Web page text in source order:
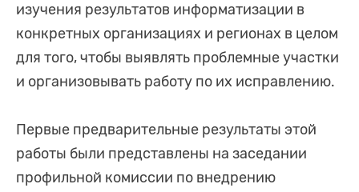
изучения результатов информатизации в
конкретных организациях и регионах в целом
для того, чтобы выявлять проблемные участки
и организовывать работу по их исправлению.
Первые предварительные результаты этой
работы были представлены на заседании
профильной комиссии по внедрению